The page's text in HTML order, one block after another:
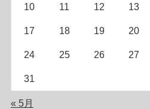
10 11 12 13
17 18 19 20
24 25 26 27
31
« 5月